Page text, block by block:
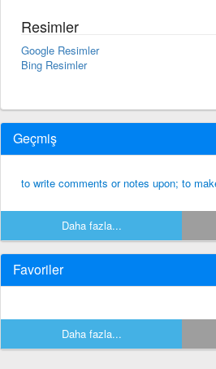
Resimler
Google Resimler
Bing Resimler
Geçmiş
to write comments or notes upon; to
Daha fazla...
Favoriler
Daha fazla...